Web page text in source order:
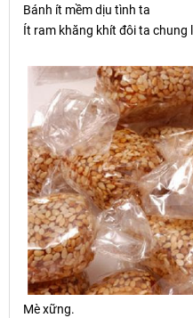
Bánh ít mềm dịu tình ta
Ít ram khăng khít đôi ta chung
Mè xững.